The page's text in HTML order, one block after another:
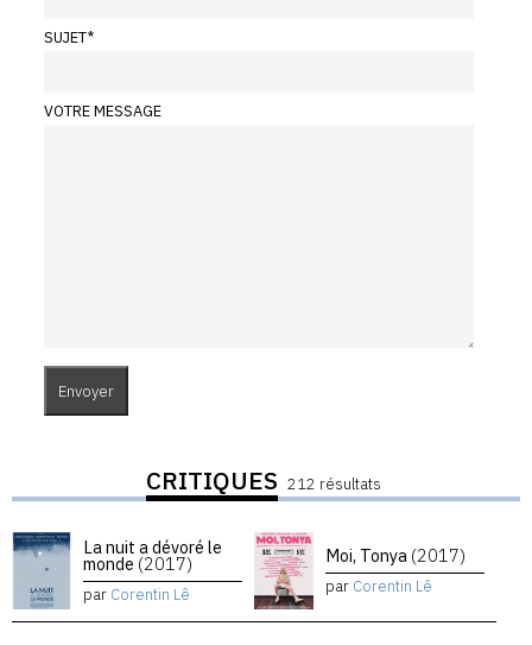
SUJET*
VOTRE MESSAGE
CRITIQUES 212 résultats
La nuit a dévoré le
monde (2017)
par Corentin Lê
Moi, Tonya (2017)
par Corentin Lê